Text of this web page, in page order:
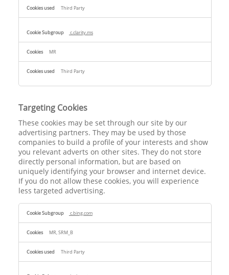
Third Party
c.clarity.ms
MR
Third Party
Targeting Cookies
These cookies may be set through our site by our
advertising partners. They may be used by those
companies to build a profile of your interests and show
you relevant adverts on other sites. They do not store
directly personal information, but are based on
uniquely identifying your browser and internet device.
If you do not allow these cookies, you will experience
less targeted advertising.
Targeting
Cookies
c.bing.com
MR, SRM_B
Third Party